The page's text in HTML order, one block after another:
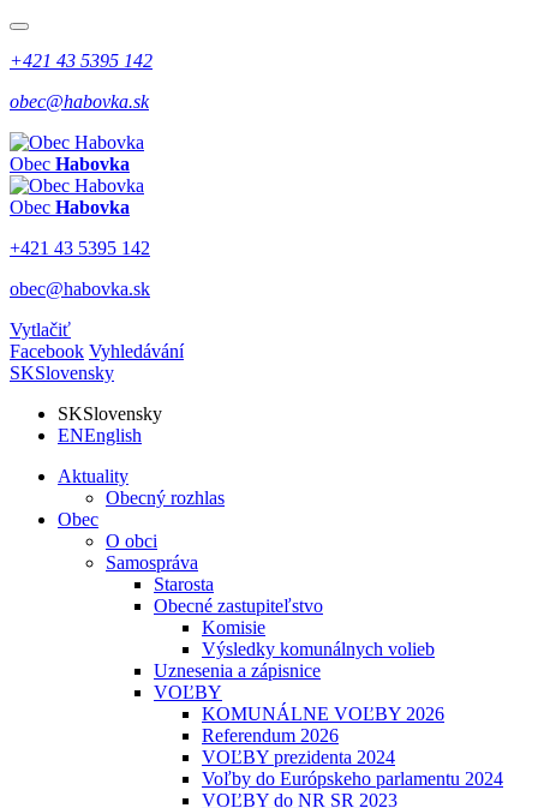
+421 43 5395 142
obec@habovka.sk
Obec Habovka
Obec Habovka
+421 43 5395 142
obec@habovka.sk
Vytlačiť
Facebook Vyhledávání
SKSlovensky
SKSlovensky
ENEnglish
Aktuality
Obecný rozhlas
Obec
O obci
Samospráva
Starosta
Obecné zastupiteľstvo
Komisie
Výsledky komunálnych volieb
Uznesenia a zápisnice
VOĽBY
KOMUNÁLNE VOĽBY 2026
Referendum 2026
VOĽBY prezidenta 2024
Voľby do Európskeho parlamentu 2024
VOĽBY do NR SR 2023